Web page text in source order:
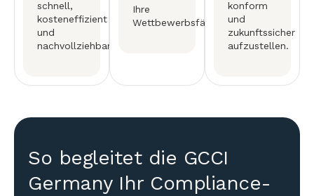
schnell,
kosteneffizient
und
nachvollziehbar.
Ihre
Wettbewerbsfähigkeit.
konform
und
zukunftssicher
aufzustellen.
So begleitet die GCCI
Germany Ihr Compliance-